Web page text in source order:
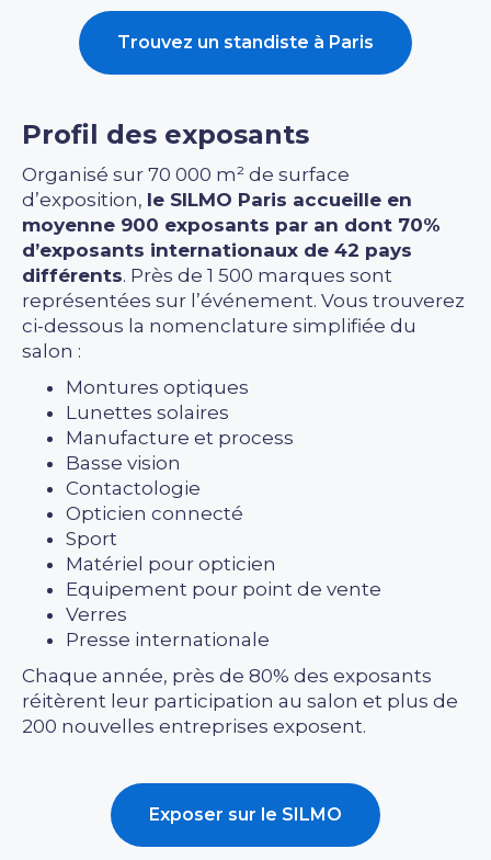
Trouvez un standiste à Paris
Profil des exposants
Organisé sur 70 000 m² de surface
d’exposition, le SILMO Paris accueille en
moyenne 900 exposants par an dont 70%
d’exposants internationaux de 42 pays
différents. Près de 1 500 marques sont
représentées sur l’événement. Vous trouverez
ci-dessous la nomenclature simplifiée du
salon :
Montures optiques
Lunettes solaires
Manufacture et process
Basse vision
Contactologie
Opticien connecté
Sport
Matériel pour opticien
Equipement pour point de vente
Verres
Presse internationale
Chaque année, près de 80% des exposants
réitèrent leur participation au salon et plus de
200 nouvelles entreprises exposent.
Exposer sur le SILMO